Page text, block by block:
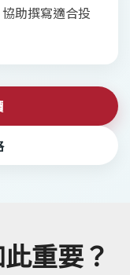
助撰寫適合投
重要？